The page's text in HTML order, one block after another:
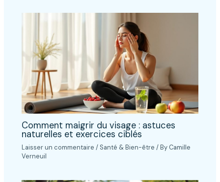
Comment maigrir du visage : astuces
naturelles et exercices ciblés
Laisser un commentaire / Santé & Bien-être / By Camille
Verneuil